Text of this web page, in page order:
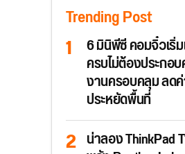
Trending Post
6 มินิพีซี คอมจิ๋วเริ่
ครบไม่ต้องประกอ
งานครอบคลุม ลด
ประหยัดพื้นที่
น่าลอง ThinkPad